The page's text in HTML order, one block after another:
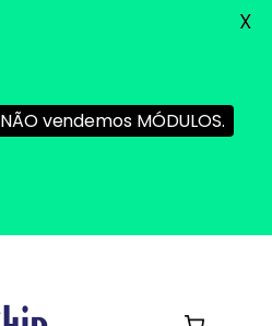
NÃO vendemos MÓDULOS.
X